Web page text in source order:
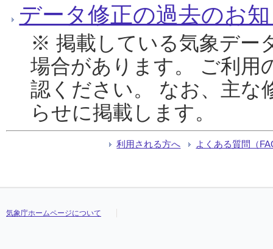
データ修正の過去のお
※ 掲載している気象デー
場合があります。 ご利用
認ください。 なお、主な
らせに掲載します。
利用される方へ よくある質問（
気象庁ホームページについて